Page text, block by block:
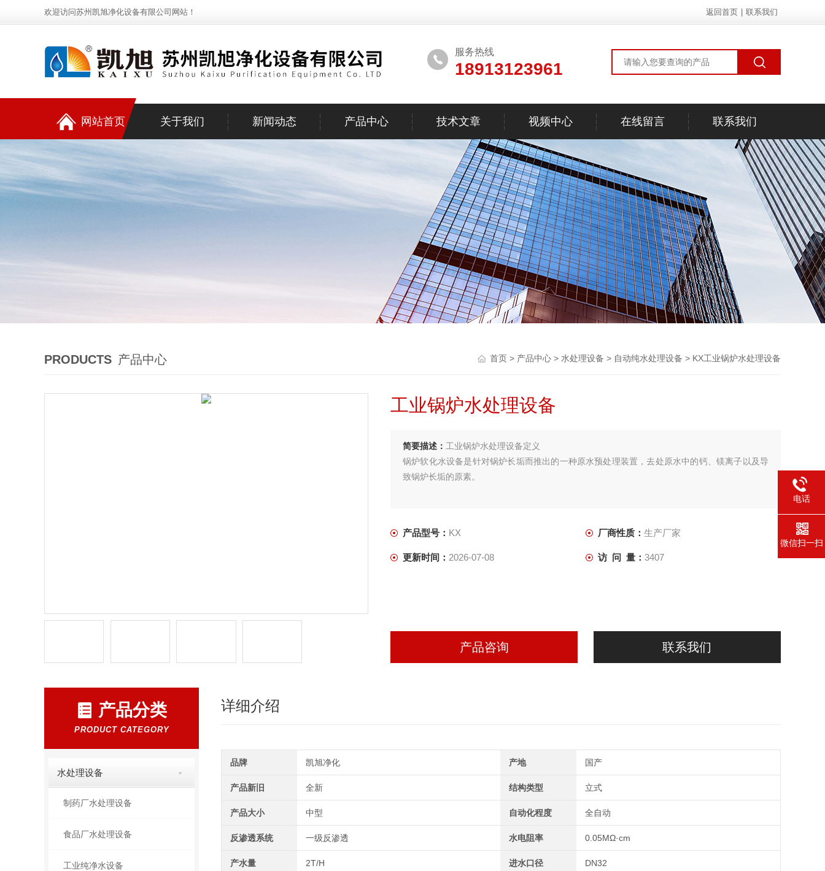
欢迎访问苏州凯旭净化设备有限公司网站！ 返回首页 联系我们
服务热线
18913123961
网站首页 关于我们 新闻动态 产品中心 技术文章 视频中心 在线留言 联系我们
PRODUCTS 产品中心 首页 > 产品中心 > 水处理设备 > 自动纯水处理设备 > KX工业锅炉水处理设备
工业锅炉水处理设备
简要描述： 工业锅炉水处理设备定义
锅炉软化水设备是针对锅炉长垢而推出的一种原水预处理装置，去处原水中的钙、镁离子以及导
致锅炉长垢的原素。
产品型号： KX 厂商性质： 生产厂家
更新时间： 2026-07-08 访 问 量： 3407
产品咨询 联系我们
产品分类
PRODUCT CATEGORY
水处理设备
制药厂水处理设备
食品厂水处理设备
工业纯净水设备
详细介绍
品牌 凯旭净化 产地 国产
产品新旧 全新 结构类型 立式
产品大小 中型 自动化程度 全自动
反渗透系统 一级反渗透 水电阻率 0.05MΩ·cm
产水量 2T/H 进水口径 DN32
电话
微信扫一扫